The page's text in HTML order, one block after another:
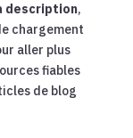
description,
chargement
aller plus
fiables
de blog